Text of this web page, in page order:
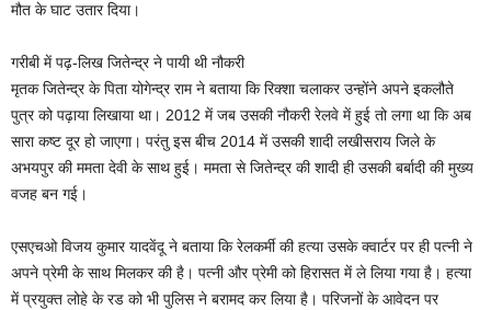
मौत के घाट उतार दिया।
गरीबी में पढ़-लिख जितेन्द्र ने पायी थी नौकरी
मृतक जितेन्द्र के पिता योगेन्द्र राम ने बताया कि रिक्शा चलाकर उन्होंने अपने इकलौते
पुत्र को पढ़ाया लिखाया था। 2012 में जब उसकी नौकरी रेलवे में हुई तो लगा था कि अब
सारा कष्ट दूर हो जाएगा। परंतु इस बीच 2014 में उसकी शादी लखीसराय जिले के
अभयपुर की ममता देवी के साथ हुई। ममता से जितेन्द्र की शादी ही उसकी बर्बादी की मुख्य
वजह बन गई।
एसएचओ विजय कुमार यादवेंदू ने बताया कि रेलकर्मी की हत्या उसके क्वार्टर पर ही पत्नी ने
अपने प्रेमी के साथ मिलकर की है। पत्नी और प्रेमी को हिरासत में ले लिया गया है। हत्या
में प्रयुक्त लोहे के रड को भी पुलिस ने बरामद कर लिया है। परिजनों के आवेदन पर